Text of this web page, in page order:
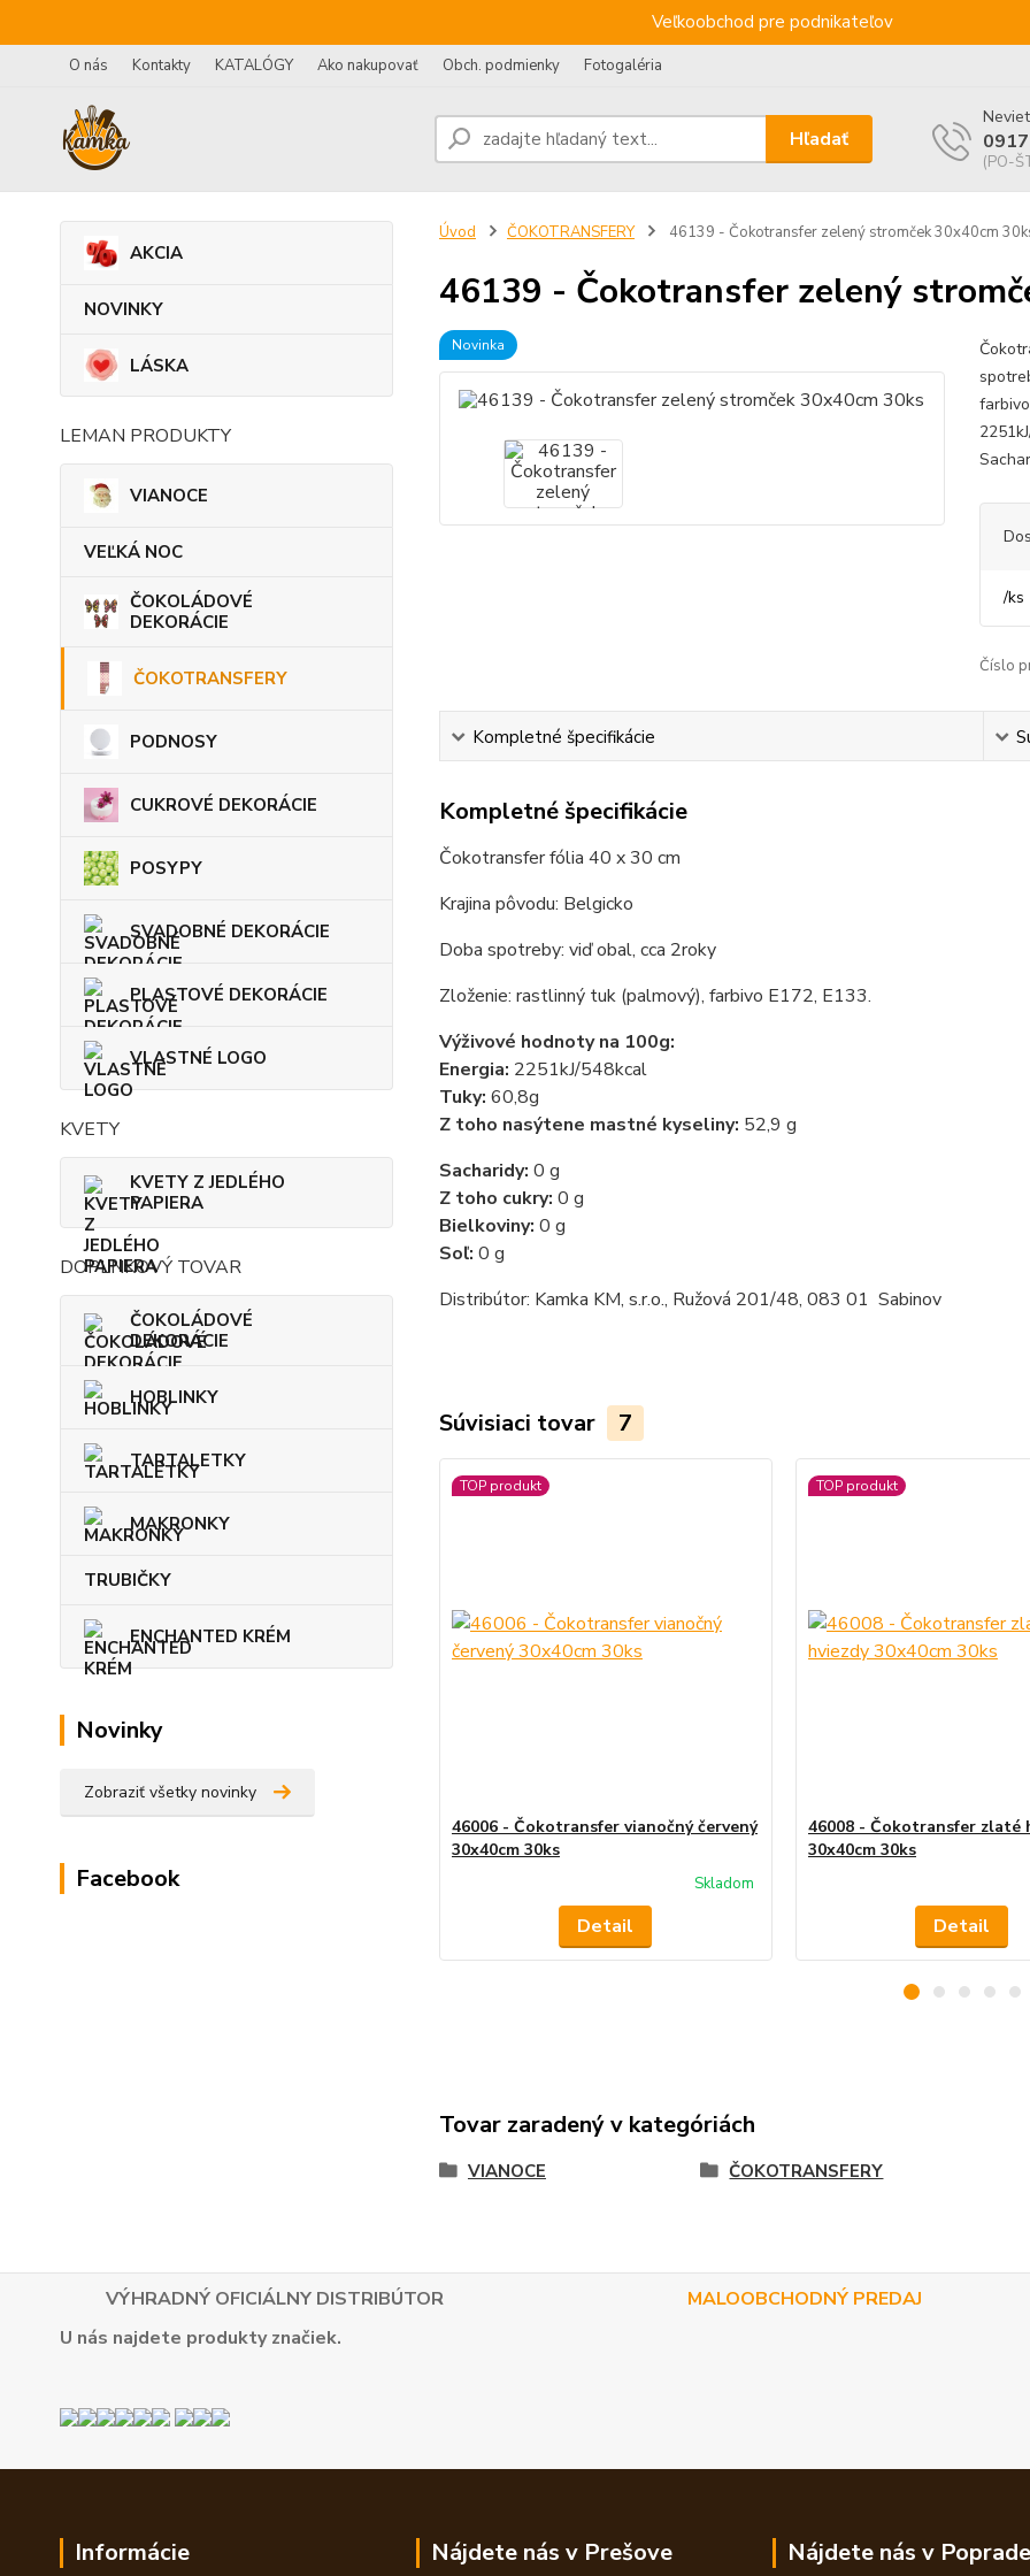
Veľkoobchod pre podnikateľov
O nás Kontakty KATALÓGY Ako nakupovať Obch. podmienky Fotogaléria
Hľadať
(PO-
AKCIA
NOVINKY
LÁSKA
LEMAN PRODUKTY
VIANOCE
VEĽKÁ NOC
ČOKOLÁDOVÉ
DEKORÁCIE
ČOKOTRANSFERY
PODNOSY
CUKROVÉ DEKORÁCIE
POSYPY
SVADOBNÉ DEKORÁCIE
PLASTOVÉ DEKORÁCIE
VLASTNÉ LOGO
KVETY
KVETY Z JEDLÉHO
PAPIERA
DOPLNKOVÝ TOVAR
ČOKOLÁDOVÉ
DEKORÁCIE
HOBLINKY
TARTALETKY
MAKRONKY
TRUBIČKY
ENCHANTED KRÉM
Novinky
Zobraziť všetky novinky
Facebook
Úvod ČOKOTRANSFERY 46139 - Čokotransfer zelený stromček 30x40cm
46139 - Čokotransfer zelený
Novinka
/ks
Číslo
Kompletné špecifikácie
Kompletné špecifikácie
Čokotransfer fólia 40 x 30 cm
Krajina pôvodu: Belgicko
Doba spotreby: viď obal, cca 2roky
Zloženie: rastlinný tuk (palmový), farbivo E172, E133.
Výživové hodnoty na 100g:
Energia: 2251kJ/548kcal
Tuky: 60,8g
Z toho nasýtene mastné kyseliny: 52,9 g
Sacharidy: 0 g
Z toho cukry: 0 g
Bielkoviny: 0 g
Soľ: 0 g
Distribútor: Kamka KM, s.r.o., Ružová 201/48, 083 01 Sabinov
Súvisiaci tovar 7
TOP produkt
46006 - Čokotransfer vianočný červený
30x40cm 30ks
Skladom
Detail
TOP produkt
46008 - Čokotransfer zlaté
30x40cm 30ks
Detail
Tovar zaradený v kategóriách
VIANOCE ČOKOTRANSFERY
VÝHRADNÝ OFICIÁLNY DISTRIBÚTOR
MALOOBCHODNÝ PREDAJ
U nás najdete produkty značiek.
Informácie Nájdete nás v Prešove Nájdete nás v Poprade